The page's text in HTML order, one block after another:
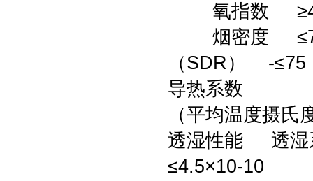
氧指数
烟密度 ≤70
（SDR） -≤75
导热系数
（平均温度摄
透湿性能 透湿
≤4.5×10-10